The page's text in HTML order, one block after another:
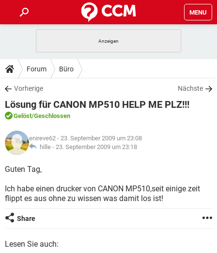
MENU
ANDROID
WINDOWS 10
WHATSAPP TIKTOK
FACEBOOK
TIPPS & TRICKS
SPIELE
WINDOWS 10
WHATSAPP
FACEBOOK HARDWARE
DOWNLOADS
SPIELE STREAMING
ANDROID
WINDOWS 10 INSTAGRAM
WHATSAPP
FACEBOOK
FORUM
SPIELE
ANDROID IOS
FACEBOOK HARDWARE
LEXIKON
SPIELE
ANDROID
WINDOWS 10 INSTAGRAM
WHATSAPP
FACEBOOK
Forum Büro
Vorherige Nächste
Lösung für CANON MP510 HELP ME PLZ!!!
Gelöst/Geschlossen
enireve62 - 23. September 2009 um 23:08
hille - 23. September 2009 um 23:18
Guten Tag,
Ich habe einen drucker von CANON MP510,seit einige zeit
flippt es aus ohne zu wissen was damit los ist!
Share
Lesen Sie auch: